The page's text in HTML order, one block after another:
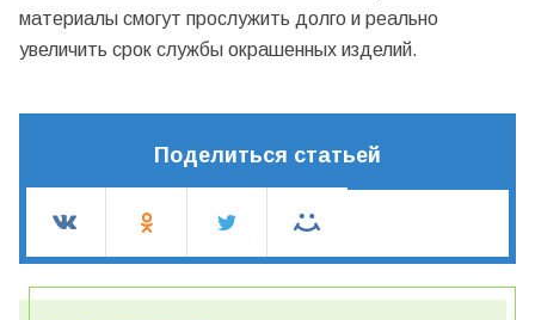
материалы смогут прослужить долго и реально
увеличить срок службы окрашенных изделий.
Поделиться статьей